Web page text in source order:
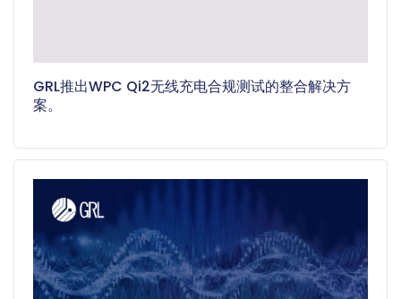
GRL推出WPC Qi2无线充电合规测试的整合解决方
案。